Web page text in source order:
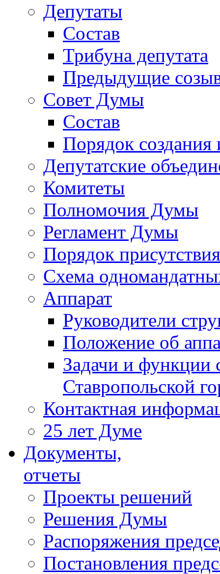
Депутаты
Состав
Трибуна депутата
Предыдущие
Совет Думы
Состав
Порядок создания
Депутатские
Комитеты
Полномочия Думы
Регламент Думы
Порядок
Схема
Аппарат
Руководители
Положение об
Задачи и функции
Ставропольской
Контактная
25 лет Думе
Документы,
отчеты
Проекты решений
Решения Думы
Распоряжения
Постановления